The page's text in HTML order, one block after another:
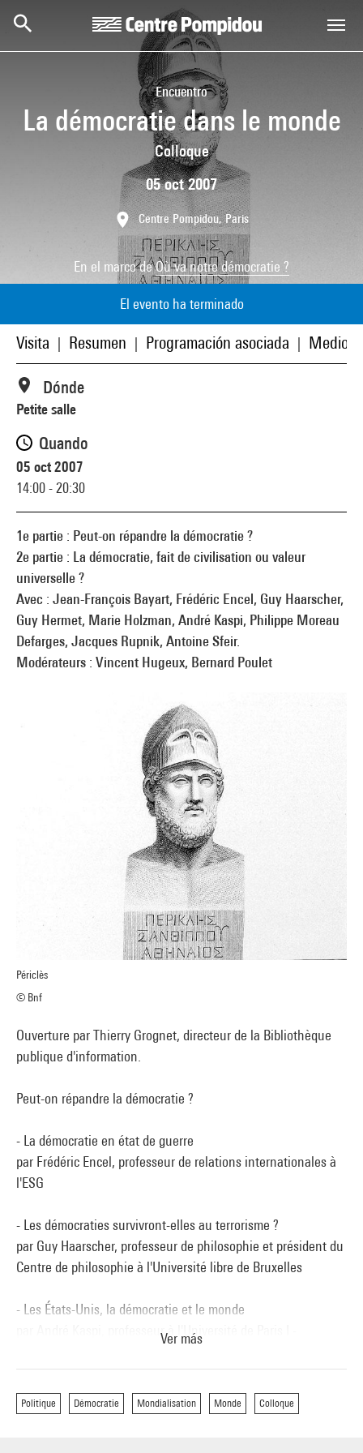
Encuentro
La démocratie dans le monde
Colloque
05 oct 2007
Centre Pompidou, Paris
En el marco deOù va notre démocratie ?
El evento ha terminado
Visita Resumen Programación asociada Medios
1e partie : Peut-on répandre la démocratie ?
2e partie : La démocratie, fait de civilisation ou valeur
universelle ?
Avec : Jean-François Bayart, Frédéric Encel, Guy Haarscher,
Guy Hermet, Marie Holzman, André Kaspi, Philippe Moreau
Defarges, Jacques Rupnik, Antoine Sfeir.
Modérateurs : Vincent Hugeux, Bernard Poulet
Périclès
© Bnf
Ouverture par Thierry Grognet, directeur de la Bibliothèque
publique d'information.
Peut-on répandre la démocratie ?
- La démocratie en état de guerre
par Frédéric Encel, professeur de relations internationales à
l'ESG
- Les démocraties survivront-elles au terrorisme ?
par Guy Haarscher, professeur de philosophie et président du
Centre de philosophie à l'Université libre de Bruxelles
- Les États-Unis, la démocratie et le monde
par André Kaspi, professeur à l'Université de Paris I -
- Les organisations internationales doivent-elles et peuvent-
elles promouvoir la démocratie ?
Ver más
Politique Démocratie Mondialisation Monde Colloque
Dónde
Petite salle
Quando
05 oct 2007
14:00 - 20:30